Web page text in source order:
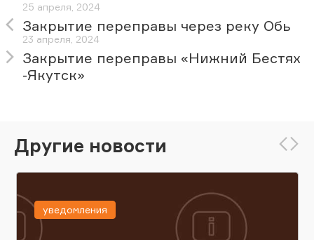
25 апреля, 2024
Закрытие переправы через реку Обь
23 апреля, 2024
Закрытие переправы «Нижний Бестях
-Якутск»
Другие новости
уведомления